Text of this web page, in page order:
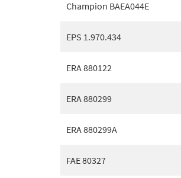
Champion BAEA044E
EPS 1.970.434
ERA 880122
ERA 880299
ERA 880299A
FAE 80327